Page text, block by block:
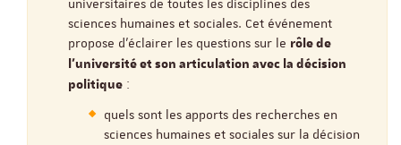
universitaires de toutes les disciplines des
sciences humaines et sociales. Cet événement
propose d'éclairer les questions sur le rôle de
l’université et son articulation avec la décision
politique :
quels sont les apports des recherches en
sciences humaines et sociales sur la décision